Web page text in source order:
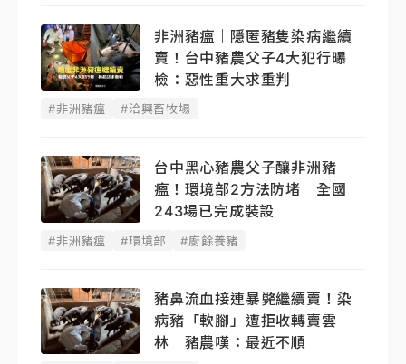
非洲豬瘟｜隱匿豬隻染病繼續
賣！台中豬農父子4大犯行曝
檢：惡性重大求重判
#非洲豬瘟 #洽興畜牧場
台中黑心豬農父子釀非洲豬
瘟！環境部2方法防堵 全國
243場已完成裝設
#非洲豬瘟 #環境部 #廚餘養豬
豬鼻流血接連暴斃繼續賣！染
病豬「軟腳」遭拒收轉賣雲
林 豬農嘆：最近不順